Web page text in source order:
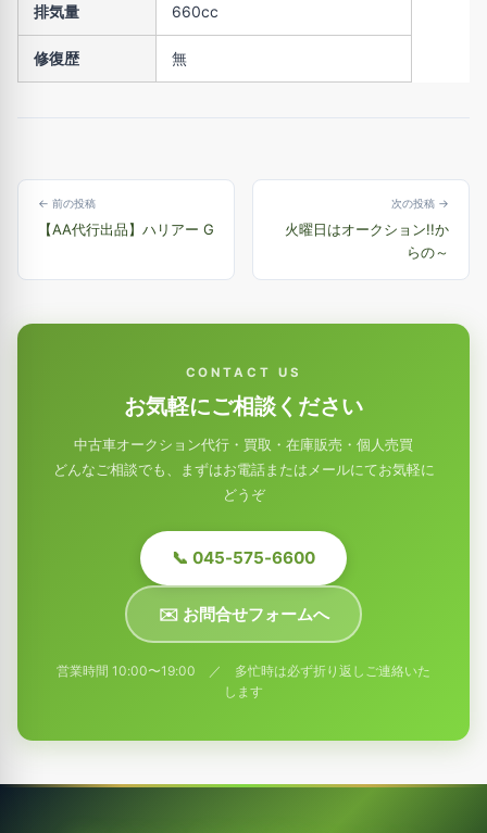
排気量 660cc
修復歴 無
← 前の投稿
【AA代行出品】ハリアー G
次の投稿 →
火曜日はオークション!!か
らの～
CONTACT US
お気軽にご相談ください
中古車オークション代行・買取・在庫販売・個人売買
どんなご相談でも、まずはお電話またはメールにてお気軽に
どうぞ
📞 045-575-6600
✉️ お問合せフォームへ
営業時間 10:00〜19:00 ／ 多忙時は必ず折り返しご連絡いた
します